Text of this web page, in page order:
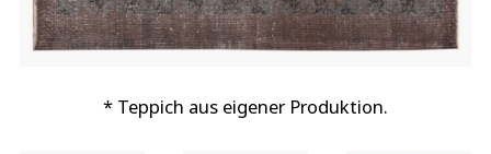
* Teppich aus eigener Produktion.